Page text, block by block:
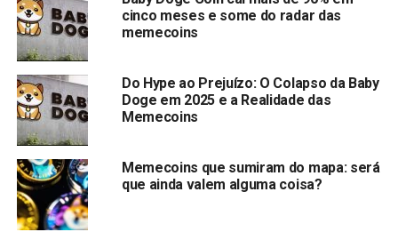
lenda. O cara juntou todas as economias, pediu grana
emprestada pra família e meteu tudo em Dogecoin. Virou
milionário. Todo mundo viu isso e pensou: “vai ser fácil
assim pra mim também”.
Spoiler: não foi.
Parece muito? Era bem mais. Muitas moedas que
pareciam promessas de Ferrari na garagem agora mal
pagam um Uber.
cinco meses e some do radar das
memecoins
Do Hype ao Prejuízo: O Colapso da Baby
Doge em 2025 e a Realidade das
Memecoins
Memecoins que sumiram do mapa: será
que ainda valem alguma coisa?